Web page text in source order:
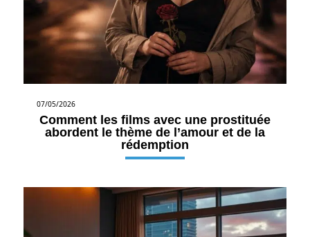
07/05/2026
Comment les films avec une prostituée
abordent le thème de l’amour et de la
rédemption